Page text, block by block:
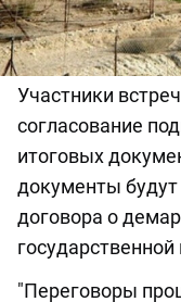
Участники
согласование
итоговых
документы
договора о
"Переговоры